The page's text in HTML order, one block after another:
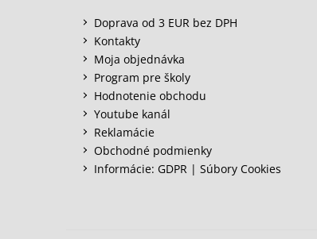
Doprava od 3 EUR bez DPH
Kontakty
Moja objednávka
Program pre školy
Hodnotenie obchodu
Youtube kanál
Reklamácie
Obchodné podmienky
Informácie: GDPR | Súbory Cookies